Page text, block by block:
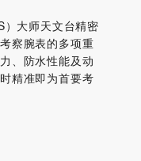
大师天文台精密
察腕表的多项重
、防水性能及动
精准即为首要考